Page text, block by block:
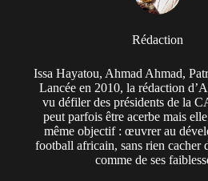
Rédaction
Issa Hayatou, Ahmad Ahmad,
Lancée en 2010, la rédaction
vu défiler des présidents de la
peut parfois être acerbe mais
même objectif : œuvrer au
football africain, sans rien cacher
comme de ses